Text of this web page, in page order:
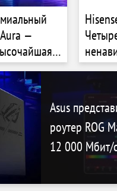
—
Asus
роутер ROG
12 000 Мбит/